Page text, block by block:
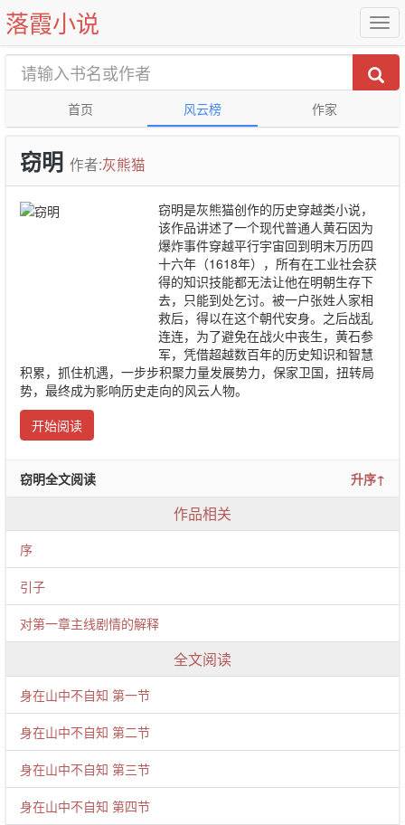
落霞小说
首页 风云榜 作家
窃明 作者:灰熊猫
窃明是灰熊猫创作的历史穿越类小说，
该作品讲述了一个现代普通人黄石因为
爆炸事件穿越平行宇宙回到明末万历四
十六年（1618年），所有在工业社会获
得的知识技能都无法让他在明朝生存下
去，只能到处乞讨。被一户张姓人家相
救后，得以在这个朝代安身。之后战乱
连连，为了避免在战火中丧生，黄石参
军，凭借超越数百年的历史知识和智慧
积累，抓住机遇，一步步积聚力量发展势力，保家卫国，扭转局
势，最终成为影响历史走向的风云人物。
开始阅读
窃明全文阅读 升序↑
作品相关
序
引子
对第一章主线剧情的解释
全文阅读
身在山中不自知 第一节
身在山中不自知 第二节
身在山中不自知 第三节
身在山中不自知 第四节